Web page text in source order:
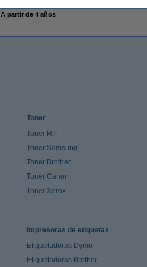
A partir de 4 años
Toner
Toner HP
Toner Samsung
Toner Brother
Toner Canon
Toner Xerox
Impresoras de etiquetas
Etiquetadoras Dymo
Etiquetadoras Brother